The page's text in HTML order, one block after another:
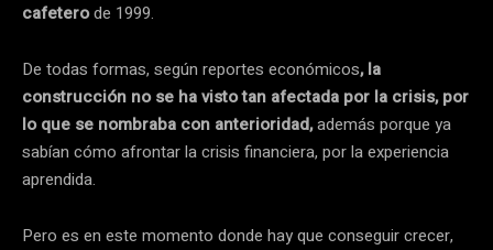
cafeterode 1999.
De todas formas, según reportes económicos, la
construcción no se ha visto tan afectada por la crisis, por
lo que se nombraba con anterioridad,además porque ya
sabían cómo afrontar la crisis financiera, por la experiencia
aprendida.
Pero es en este momento donde hay que conseguir crecer,